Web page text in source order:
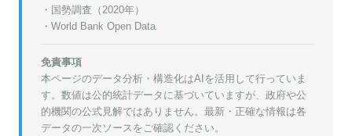
・ 国勢調査（2020年）
・World Bank Open Data
免責事項
本ページのデータ分析・構造化はAIを活用して行っていま
す。数値は公的統計データに基づいていますが、政府や公
的機関の公式見解ではありません。最新・正確な情報は各
データの一次ソースをご確認ください。